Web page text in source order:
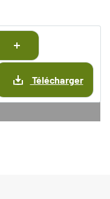
Télécharger